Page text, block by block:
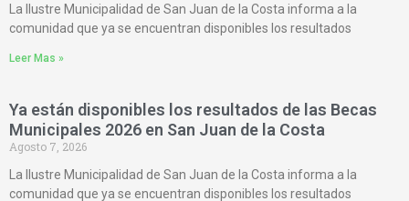
La Ilustre Municipalidad de San Juan de la Costa informa a la
comunidad que ya se encuentran disponibles los resultados
Leer Mas »
Ya están disponibles los resultados de las Becas
Municipales 2026 en San Juan de la Costa
Agosto 7, 2026
La Ilustre Municipalidad de San Juan de la Costa informa a la
comunidad que ya se encuentran disponibles los resultados